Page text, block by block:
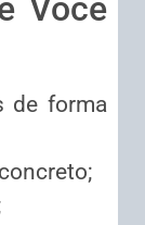
Você
de forma